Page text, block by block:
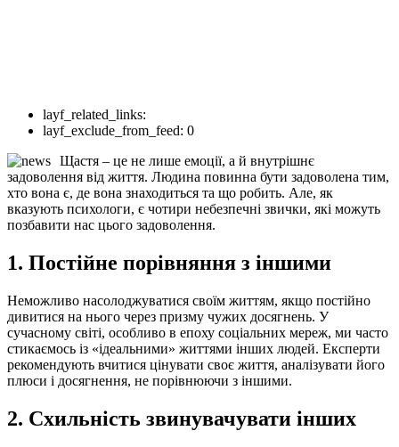
layf_related_links:
layf_exclude_from_feed: 0
Щастя – це не лише емоції, а й внутрішнє
задоволення від життя. Людина повинна бути задоволена тим,
хто вона є, де вона знаходиться та що робить. Але, як
вказують психологи, є чотири небезпечні звички, які можуть
позбавити нас цього задоволення.
1. Постійне порівняння з іншими
Неможливо насолоджуватися своїм життям, якщо постійно
дивитися на нього через призму чужих досягнень. У
сучасному світі, особливо в епоху соціальних мереж, ми часто
стикаємось із «ідеальними» життями інших людей. Експерти
рекомендують вчитися цінувати своє життя, аналізувати його
плюси і досягнення, не порівнюючи з іншими.
2. Схильність звинувачувати інших